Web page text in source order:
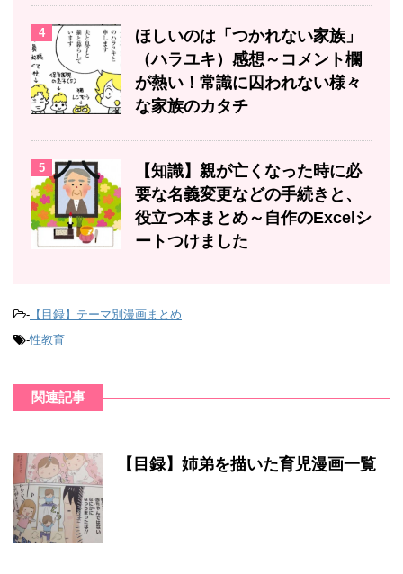
4
ほしいのは「つかれない家族」
（ハラユキ）感想～コメント欄
が熱い！常識に囚われない様々
な家族のカタチ
5
【知識】親が亡くなった時に必
要な名義変更などの手続きと、
役立つ本まとめ～自作のExcelシ
ートつけました
- 【目録】テーマ別漫画まとめ
-性教育
関連記事
【目録】姉弟を描いた育児漫画一覧